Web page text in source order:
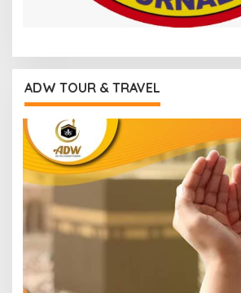
ADW TOUR & TRAVEL